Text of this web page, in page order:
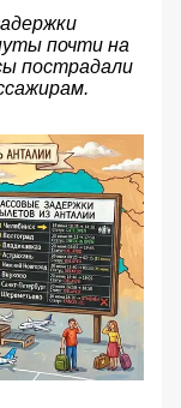
почти на
пострадали